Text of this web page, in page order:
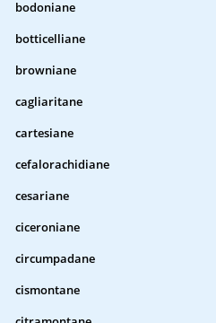
bodoniane
botticelliane
browniane
cagliaritane
cartesiane
cefalorachidiane
cesariane
ciceroniane
circumpadane
cismontane